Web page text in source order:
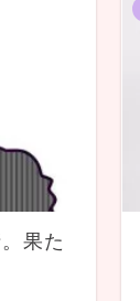
果た